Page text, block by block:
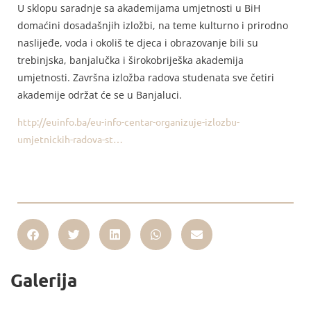
U sklopu saradnje sa akademijama umjetnosti u BiH
domaćini dosadašnjih izložbi, na teme kulturno i prirodno
naslijeđe, voda i okoliš te djeca i obrazovanje bili su
trebinjska, banjalučka i širokobriješka akademija
umjetnosti. Završna izložba radova studenata sve četiri
akademije održat će se u Banjaluci.
http://euinfo.ba/eu-info-centar-organizuje-izlozbu-
umjetnickih-radova-st…
Galerija